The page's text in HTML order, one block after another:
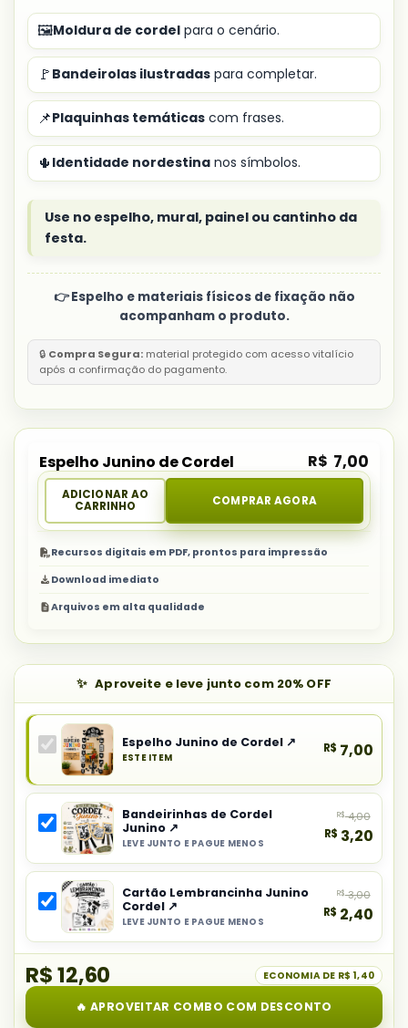
🖼️Moldura de cordel para o cenário.
🚩 Bandeirolas ilustradas para completar.
📌Plaquinhas temáticas com frases.
🌵 Identidade nordestina nos símbolos.
Use no espelho, mural, painel ou cantinho da
festa.
👉 Espelho e materiais físicos de fixação não
acompanham o produto.
🔒 Compra Segura: material protegido com acesso vitalício
após a confirmação do pagamento.
Espelho Junino de Cordel R$ 7,00
ADICIONAR AO
CARRINHO
COMPRAR AGORA
Recursos digitais em PDF, prontos para impressão
Download imediato
Arquivos em alta qualidade
Aproveite e leve junto com 20% OFF
Produto
principal
do
combo:
Espelho
Junino
de
Cordel
Espelho Junino de Cordel ↗
ESTE ITEM
R$ 7,00
Selecionar
item
do
combo:
Bandeirinhas
de
Cordel
Junino
Bandeirinhas de Cordel
Junino ↗
LEVE JUNTO E PAGUE MENOS
R$4,00
R$ 3,20
Selecionar
item
do
Cartão Lembrancinha Junino
Cordel ↗
LEVE JUNTO E PAGUE MENOS
R$3,00
R$ 2,40
R$ 12,60 ECONOMIA DE R$ 1,40
🔥 APROVEITAR COMBO COM DESCONTO